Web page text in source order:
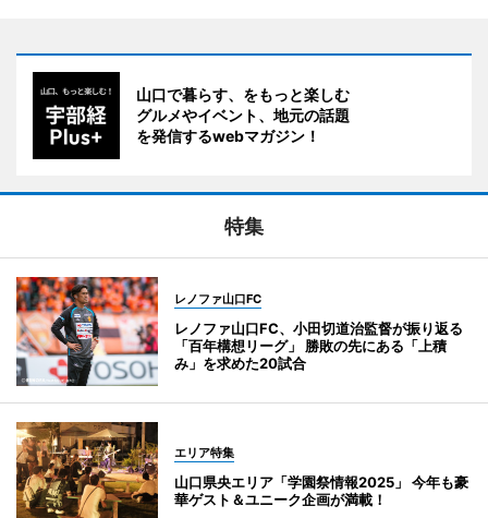
山口で暮らす、をもっと楽しむ
グルメやイベント、地元の話題
を発信するwebマガジン！
特集
レノファ山口FC
レノファ山口FC、小田切道治監督が振り返る
「百年構想リーグ」 勝敗の先にある「上積
み」を求めた20試合
エリア特集
山口県央エリア「学園祭情報2025」 今年も豪
華ゲスト＆ユニーク企画が満載！